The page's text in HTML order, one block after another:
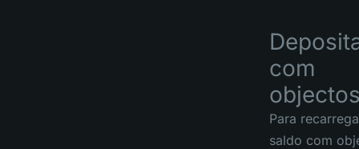
com
Para
saldo com